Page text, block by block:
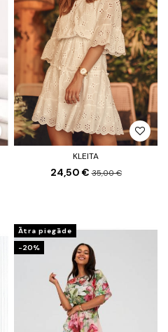
KLEITA
24,50 €35,00 €
Ātra piegāde
-20%